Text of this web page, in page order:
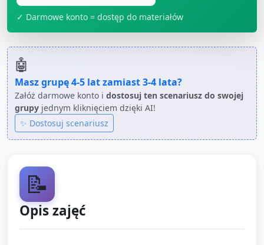
✓ Darmowe konto = dostęp do materiałów
🤖
Masz grupę4-5 latzamiast3-4 lata?
Załóż darmowe konto i dostosuj ten scenariusz do swojej
grupy jednym kliknięciem dzięki AI!
✨ Dostosuj scenariusz
📝
Opis zajęć